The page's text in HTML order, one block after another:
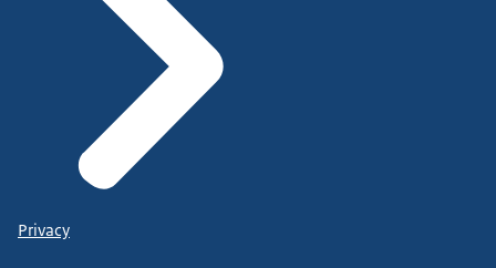
Privacy